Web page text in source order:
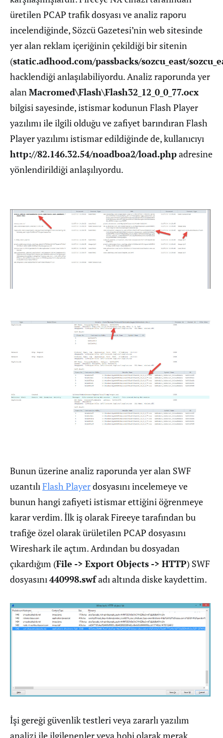
üretilen PCAP trafik dosyası ve analiz raporu
incelendiğinde, Sözcü Gazetesi’nin web sitesinde
yer alan reklam içeriğinin çekildiği bir sitenin
(static.adhood.com/passbacks/sozcu_east/
hacklendiği anlaşılabiliyordu. Analiz raporunda yer
alanMacromed\Flash\Flash32_12_0_0_77.ocx
bilgisi sayesinde, istismar kodunun Flash Player
yazılımı ile ilgili olduğu ve zafiyet barındıran Flash
Player yazılımı istismar edildiğinde de, kullanıcıyı
http://82.146.32.54/noadboa2/load.phpadresine
yönlendirildiği anlaşılıyordu.
Bunun üzerine analiz raporunda yer alan SWF
uzantılıFlash Playerdosyasını incelemeye ve
bunun hangi zafiyeti istismar ettiğini öğrenmeye
karar verdim. İlk iş olarak Fireeye tarafından bu
trafiğe özel olarak ürületilen PCAP dosyasını
Wireshark ile açtım. Ardından bu dosyadan
çıkardığım (File -> Export Objects -> HTTP) SWF
dosyasını440998.swfadı altında diske kaydettim.
İşi gereği güvenlik testleri veya zararlı yazılım
analizi ile ilgilenenler veya hobi olarak merak